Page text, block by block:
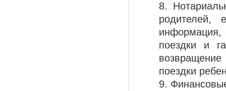
8.
родителей,
информация,
поездки и
возвращение
поездки
9.